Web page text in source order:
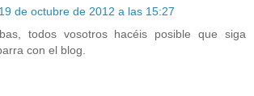
19 de octubre de 2012 a las 15:27
todos vosotros hacéis posible que siga
con el blog.